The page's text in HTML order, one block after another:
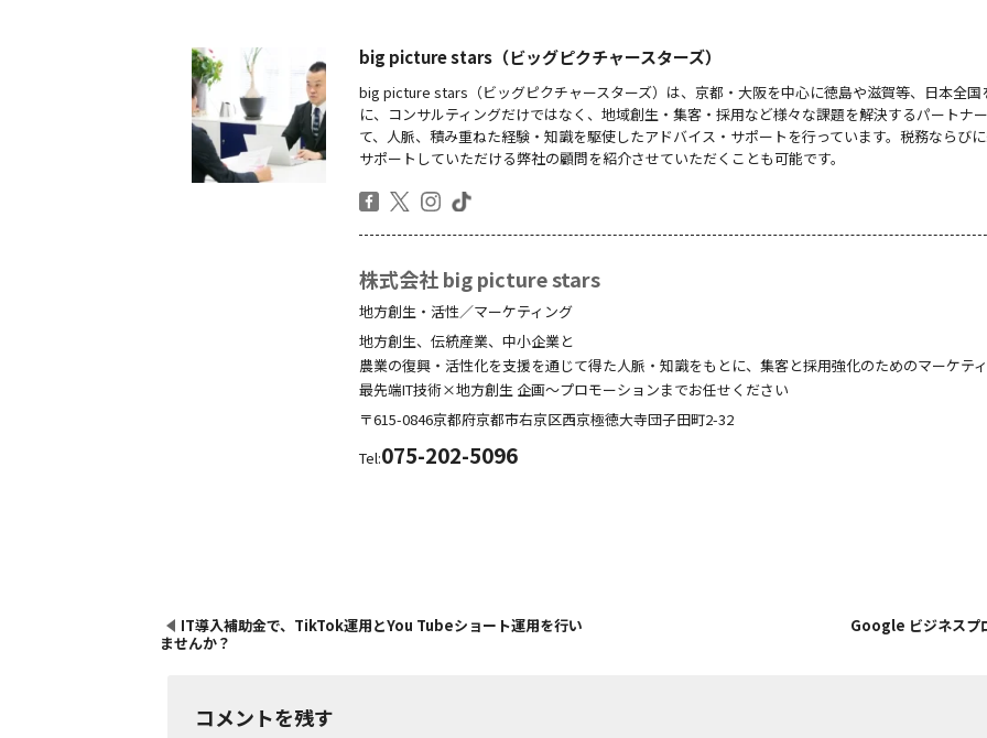
big picture stars（ビッグピクチャースターズ）
big picture stars（ビッグピクチャースターズ）は、京都・大阪を中心に徳島や滋賀等、日本全国
に、コンサルティングだけではなく、地域創生・集客・採用など様々な課題を解決するパートナ
て、人脈、積み重ねた経験・知識を駆使したアドバイス・サポートを行っています。税務ならび
サポートしていただける弊社の顧問を紹介させていただくことも可能です。
株式会社 big picture stars
地方創生・活性／マーケティング
地方創生、伝統産業、中小企業と
農業の復興・活性化を支援を通じて得た人脈・知識をもとに、集客と採用強化のためのマーケテ
最先端IT技術×地方創生 企画～プロモーションまでお任せください
〒615-0846京都府京都市右京区西京極徳大寺団子田町2-32
Tel:075-202-5096
IT導入補助金で、TikTok運用とYou Tubeショート運用を行い
ませんか？
Google ビジネスプ
コメントを残す